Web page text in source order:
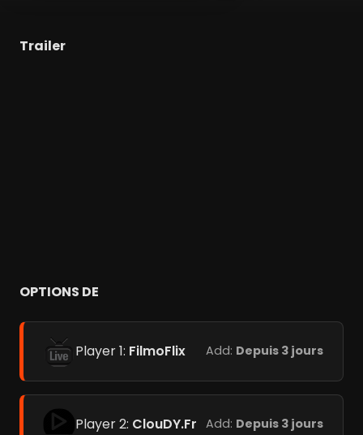
Trailer
OPTIONS DE
Player 1: FilmoFlix Add: Depuis 3 jours
Player 2: ClouDY.Fr Add: Depuis 3 jours